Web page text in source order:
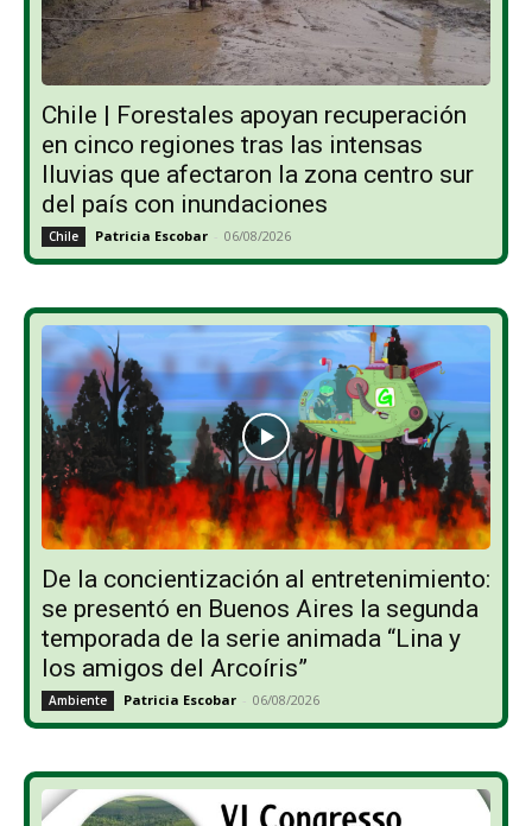
Chile | Forestales apoyan recuperación
en cinco regiones tras las intensas
lluvias que afectaron la zona centro sur
del país con inundaciones
Chile Patricia Escobar - 06/08/2026
De la concientización al entretenimiento:
se presentó en Buenos Aires la segunda
temporada de la serie animada “Lina y
los amigos del Arcoíris”
Ambiente Patricia Escobar - 06/08/2026